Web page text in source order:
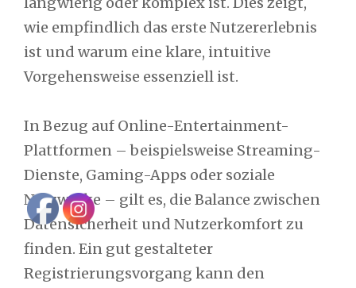
wie empfindlich das erste Nutzererlebnis
ist und warum eine klare, intuitive
Vorgehensweise essenziell ist.
In Bezug auf Online-Entertainment-
Plattformen – beispielsweise Streaming-
Dienste, Gaming-Apps oder soziale
Netzwerke – gilt es, die Balance zwischen
Datensicherheit und Nutzerkomfort zu
finden. Ein gut gestalteter
Registrierungsvorgang kann den